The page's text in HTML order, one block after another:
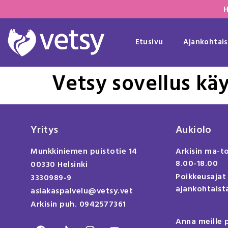
Etusivu
Vetsy sovellus
Yritys
Munkkiniemen puistotie 14
00330 Helsinki
3330989-9
asiakaspalvelu@vetsy.vet
Arkisin puh. 0942577361
Aukiolo
Arkisin ma-
8.00-18.00
Anna meille